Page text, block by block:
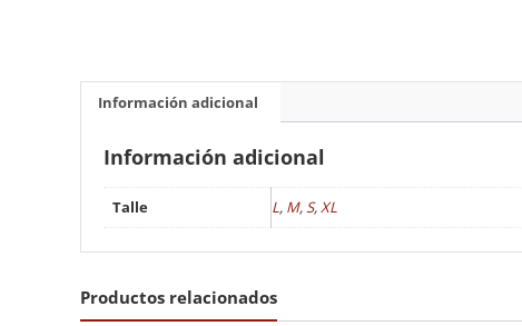
Información adicional
Información adicional
Talle L, M,S,XL
Productos relacionados